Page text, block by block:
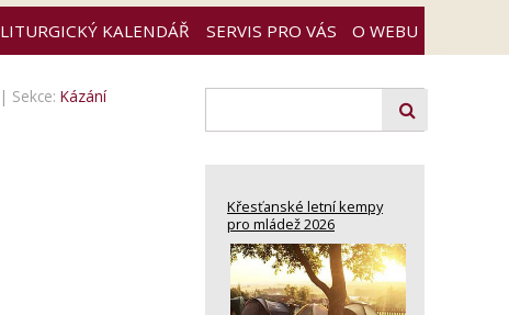
LITURGICKÝ KALENDÁŘ SERVIS PRO VÁS O WEBU
| Sekce: Kázání
Křesťanské letní kempy
pro mládež 2026